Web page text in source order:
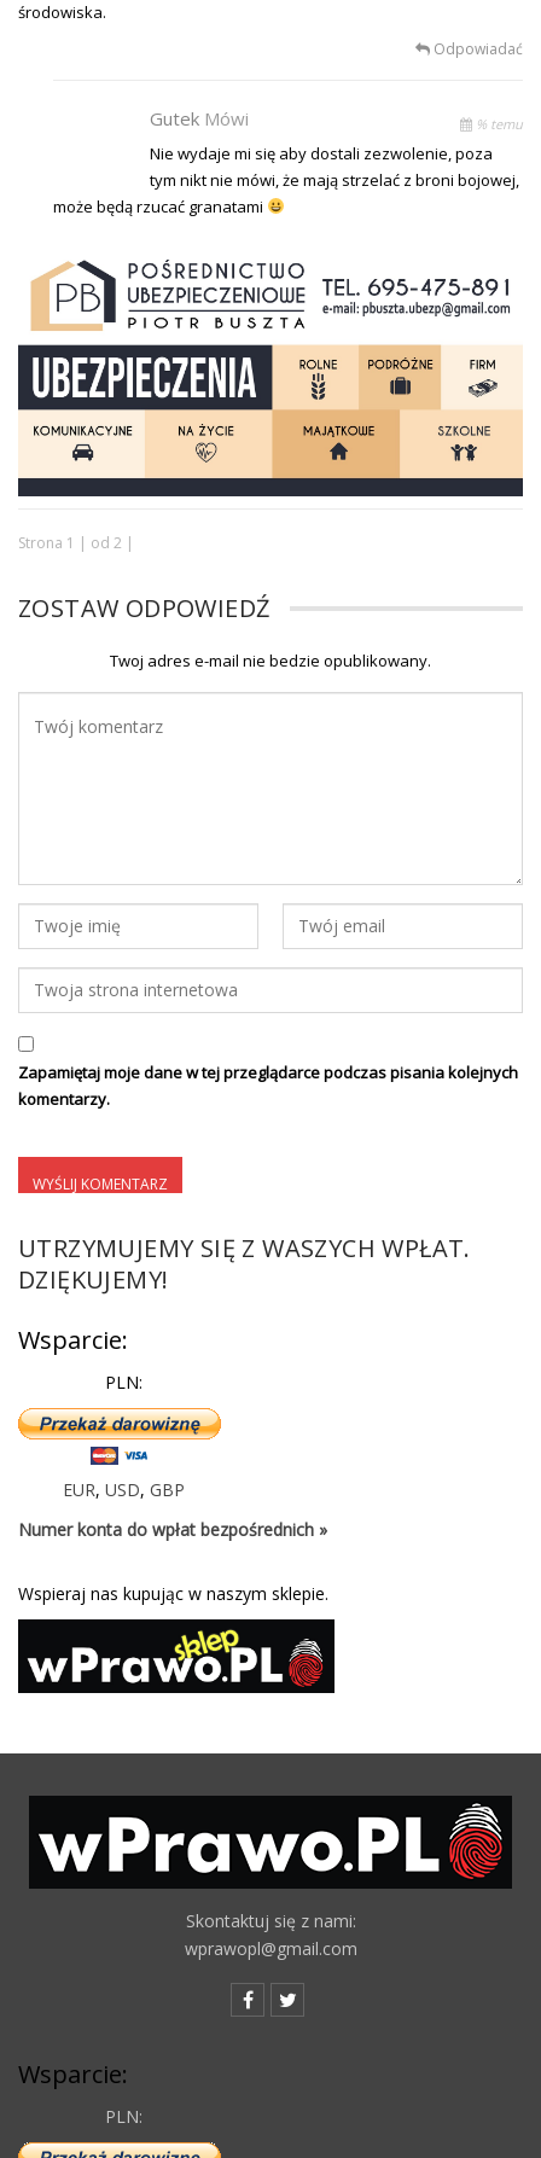
środowiska.
Odpowiadać
Gutek Mówi % temu
Nie wydaje mi się aby dostali zezwolenie, poza
tym nikt nie mówi, że mają strzelać z broni bojowej,
może będą rzucać granatami
Strona 1 | od 2 |
ZOSTAW ODPOWIEDŹ
Twoj adres e-mail nie bedzie opublikowany.
Zapamiętaj moje dane w tej przeglądarce podczas pisania kolejnych
komentarzy.
UTRZYMUJEMY SIĘ Z WASZYCH WPŁAT.
DZIĘKUJEMY!
Wsparcie:
PLN:
EUR, USD, GBP
Numer konta do wpłat bezpośrednich »
Wspieraj nas kupując w naszym sklepie.
Skontaktuj się z nami:
wprawopl@gmail.com
Wsparcie:
PLN: